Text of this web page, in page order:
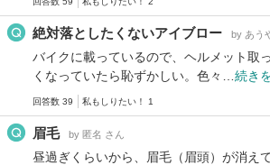
絶対落としたくないアイブロー by あう
バイクに載っているので、ヘルメット取
くなっていたら恥ずかしい。色々… 続き
回答数 39 私もしりたい！ 1
眉毛 by 匿名 さん
昼過ぎくらいから、眉毛（眉頭）が消え